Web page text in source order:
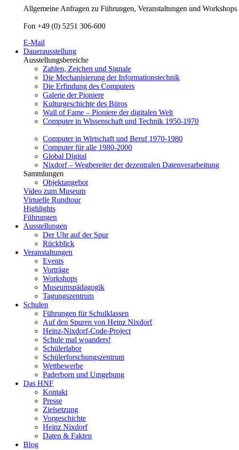
Allgemeine Anfragen zu Führungen, Veranstaltungen und Workshops
Fon +49 (0) 5251 306-600
E-Mail
Dauerausstellung
Ausstellungsbereiche
Zahlen, Zeichen und Signale
Die Mechanisierung der Informationstechnik
Die Erfindung des Computers
Galerie der Pioniere
Kulturgeschichte des Büros
Wall of Fame – Pioniere der digitalen Welt
Computer in Wissenschaft und Technik 1950-1970
Computer in Wirtschaft und Beruf 1970-1980
Computer für alle 1980-2000
Global Digital
Nixdorf – Wegbereiter der dezentralen Datenverarbeitung
Sammlungen
Objektangebot
Video zum Museum
Virtuelle Rundtour
Highlights
Führungen
Ausstellungen
Der Uhr auf der Spur
Rückblick
Veranstaltungen
Events
Vorträge
Workshops
Museumspädagogik
Tagungszentrum
Schulen
Führungen für Schulklassen
Auf den Spuren von Heinz Nixdorf
Heinz-Nixdorf-Code-Project
Schule mal woanders!
Schülerlabor
Schülerforschungszentrum
Wettbewerbe
Paderborn und Umgebung
Das HNF
Kontakt
Presse
Zielsetzung
Vorgeschichte
Heinz Nixdorf
Daten & Fakten
Blog